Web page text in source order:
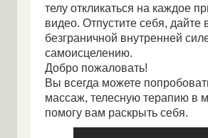
телу откликаться на каждое
видео. Отпустите себя,
безграничной внутренней
самоисцелению.
Добро пожаловать!
Вы всегда можете
массаж, телесную терапию в
помогу вам раскрыть себя.